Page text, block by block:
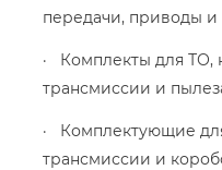
передачи, приводы
· Комплекты для ТО,
трансмиссии и
· Комплектующие
трансмиссии и